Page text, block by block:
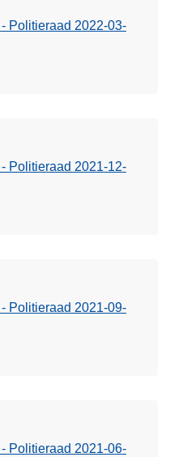
Politieraad 2022-03-
Politieraad 2021-12-
Politieraad 2021-09-
Politieraad 2021-06-